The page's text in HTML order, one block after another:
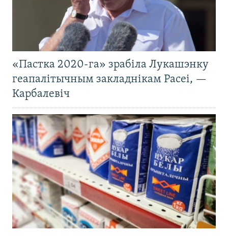
«Пастка 2020-га» зрабіла Лукашэнку
геапалітычным закладнікам Расеі, —
Карбалевіч